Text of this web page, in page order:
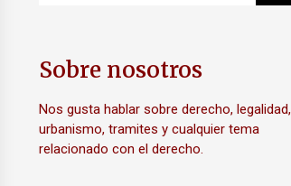
Sobre nosotros
Nos gusta hablar sobre derecho, legalidad,
urbanismo, tramites y cualquier tema
relacionado con el derecho.